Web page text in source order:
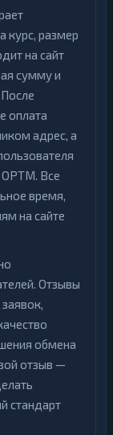
курс, размер
на сайт
сумму и
оплата
адрес, а
Все
время,
на сайте
Отзывы
обмена
отзыв —
стандарт